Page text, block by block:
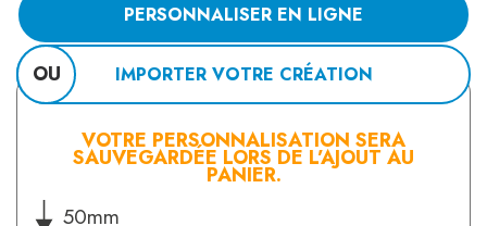
PERSONNALISER EN LIGNE
OU IMPORTER VOTRE CRÉATION
VOTRE PERSONNALISATION SERA
SAUVEGARDÉE LORS DE L’AJOUT AU
PANIER.
50mm